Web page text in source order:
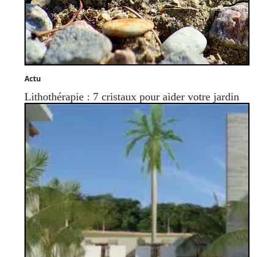
Actu
Lithothérapie : 7 cristaux pour aider votre jardin